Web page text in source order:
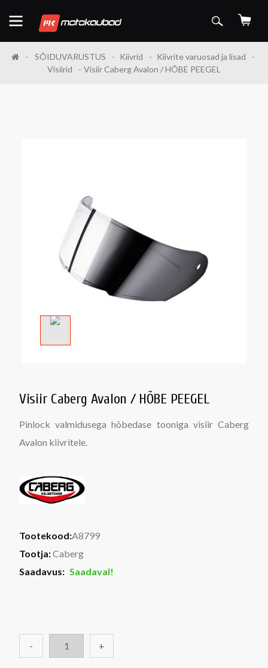
SÕIDUVARUSTUS Kiivrid
Kiivrite varuosad ja lisad
Visiirid
Visiir Caberg Avalon / HÕBE PEEGEL
Visiir Caberg Avalon / HÕBE PEEGEL
Pinlock valmidusega hõbedase tooniga visiir Caberg
Avalon kiivritele.
Tootekood:A8799
Tootja:Caberg
Saadavus: Saadaval!
- +